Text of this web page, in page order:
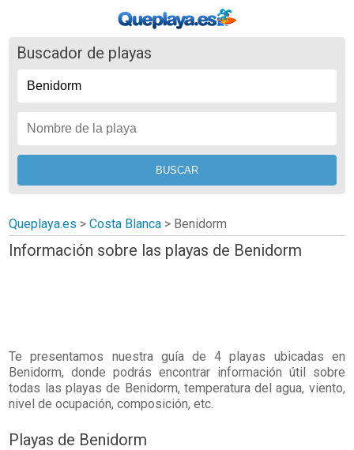
Buscador de playas
Queplaya.es >Costa Blanca > Benidorm
Información sobre las playas de Benidorm
Te presentamos nuestra guía de 4 playas ubicadas en
Benidorm, donde podrás encontrar información útil sobre
todas las playas de Benidorm, temperatura del agua, viento,
nivel de ocupación, composición, etc.
Playas de Benidorm